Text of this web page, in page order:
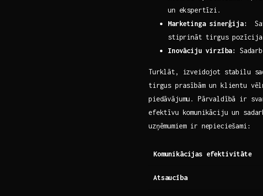
un ekspertīzi.
Marketinga sinerģija:
stiprināt‍ tirgus
Inovāciju virzība:
Turklāt, izveidojot stabilu
tirgus prasībām un klientu
‌piedāvājumu. Pārvaldībā ir
efektīvu komunikāciju un
uzņēmumiem ir nepieciešami:
Komunikācijas efektivitāte
Atsaucība